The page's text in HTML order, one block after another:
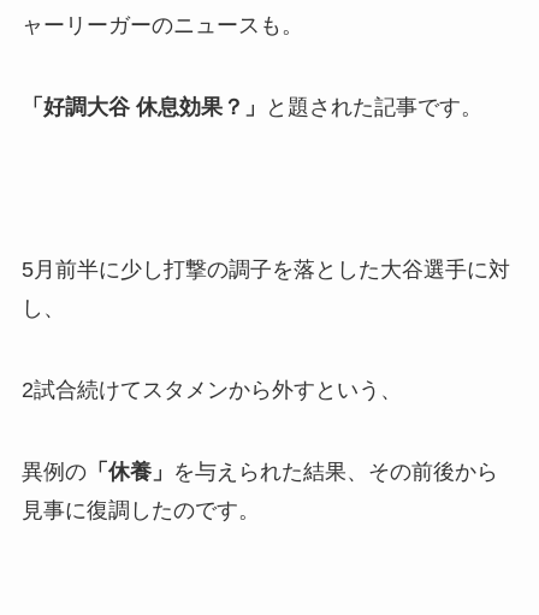
ャーリーガーのニュースも。
「好調大谷 休息効果？」 と題された記事です。
5月前半に少し打撃の調子を落とした大谷選手に対
し、
2試合続けてスタメンから外すという、
異例の「休養」 を与えられた結果、その前後から
見事に復調したのです。